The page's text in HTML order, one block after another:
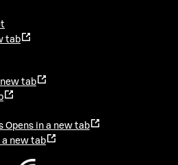
tab
tab
Opens in a new tab
a new tab